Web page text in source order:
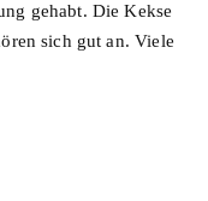
gehabt. Die Kekse
sich gut an. Viele